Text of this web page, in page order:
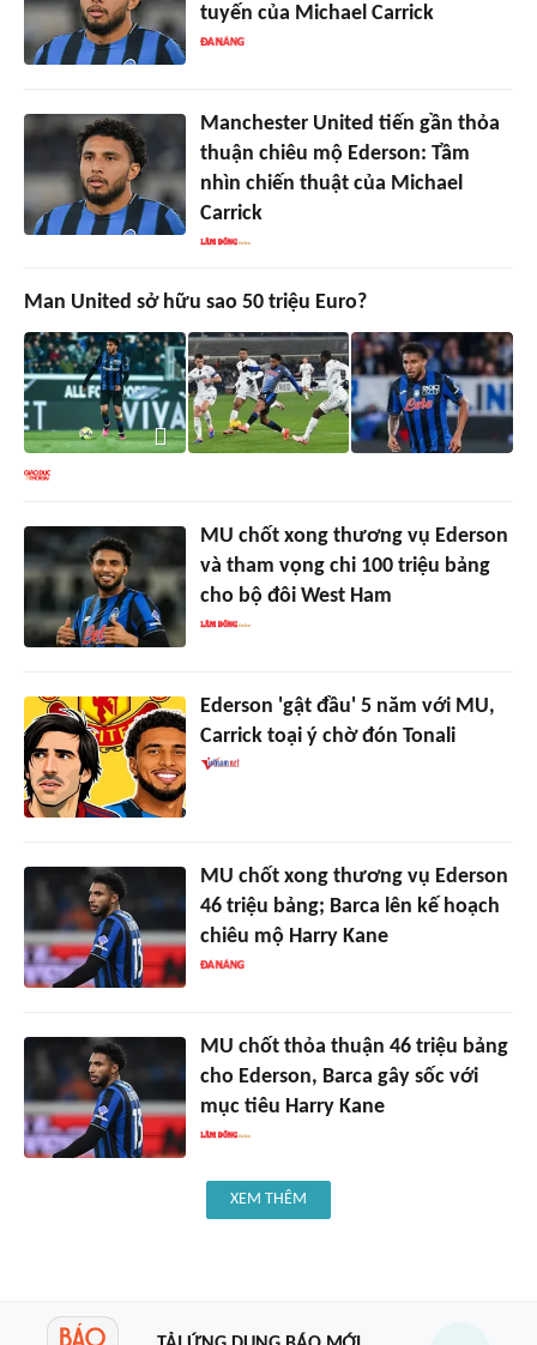
tuyến của Michael Carrick
Manchester United tiến gần thỏa
thuận chiêu mộ Ederson: Tầm
nhìn chiến thuật của Michael
Carrick
Man United sở hữu sao 50 triệu Euro?
MU chốt xong thương vụ Ederson
và tham vọng chi 100 triệu bảng
cho bộ đôi West Ham
Ederson 'gật đầu' 5 năm với MU,
Carrick toại ý chờ đón Tonali
MU chốt xong thương vụ Ederson
46 triệu bảng; Barca lên kế hoạch
chiêu mộ Harry Kane
MU chốt thỏa thuận 46 triệu bảng
cho Ederson, Barca gây sốc với
mục tiêu Harry Kane
XEM THÊM